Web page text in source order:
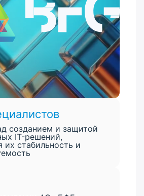
созданием и защитой
IT-решений,
их стабильность и